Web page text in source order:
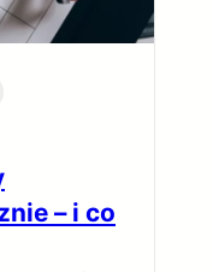
– i co